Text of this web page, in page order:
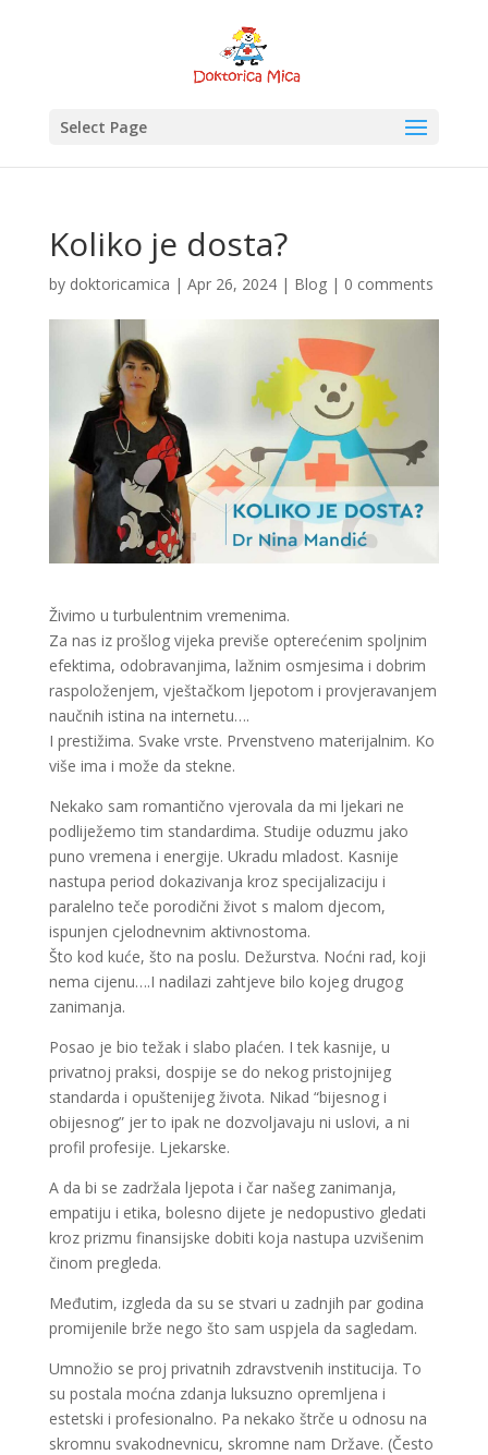
Select Page
Koliko je dosta?
by doktoricamica | Apr 26, 2024| Blog| 0 comments
Živimo u turbulentnim vremenima.
Za nas iz prošlog vijeka previše opterećenim spoljnim
efektima, odobravanjima, lažnim osmjesima i dobrim
raspoloženjem, vještačkom ljepotom i provjeravanjem
naučnih istina na internetu….
I prestižima. Svake vrste. Prvenstveno materijalnim. Ko
više ima i može da stekne.
Nekako sam romantično vjerovala da mi ljekari ne
podliježemo tim standardima. Studije oduzmu jako
puno vremena i energije. Ukradu mladost. Kasnije
nastupa period dokazivanja kroz specijalizaciju i
paralelno teče porodični život s malom djecom,
ispunjen cjelodnevnim aktivnostoma.
Što kod kuće, što na poslu. Dežurstva. Noćni rad, koji
nema cijenu….I nadilazi zahtjeve bilo kojeg drugog
zanimanja.
Posao je bio težak i slabo plaćen. I tek kasnije, u
privatnoj praksi, dospije se do nekog pristojnijeg
standarda i opuštenijeg života. Nikad “bijesnog i
obijesnog” jer to ipak ne dozvoljavaju ni uslovi, a ni
profil profesije. Ljekarske.
A da bi se zadržala ljepota i čar našeg zanimanja,
empatiju i etika, bolesno dijete je nedopustivo gledati
kroz prizmu finansijske dobiti koja nastupa uzvišenim
činom pregleda.
Međutim, izgleda da su se stvari u zadnjih par godina
promijenile brže nego što sam uspjela da sagledam.
Umnožio se proj privatnih zdravstvenih institucija. To
su postala moćna zdanja luksuzno opremljena i
estetski i profesionalno. Pa nekako štrče u odnosu na
skromnu svakodnevnicu, skromne nam Države. (Često